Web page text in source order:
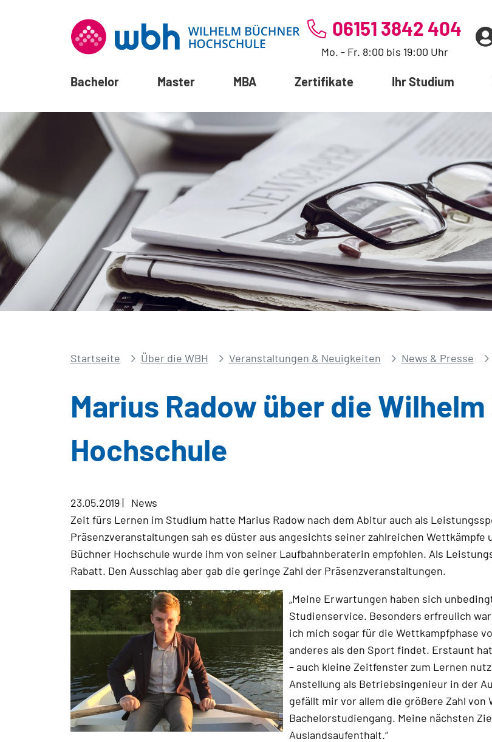
06151 3842 404
Mo. - Fr. 8:00 bis 19:00 Uhr
Bachelor Master MBA Zertifikate Ihr Studium
Startseite Über die WBH Veranstaltungen & Neuigkeiten News & Presse
Marius Radow über die
Hochschule
23.05.2019| News
Zeit fürs Lernen im Studium hatte Marius Radow nach dem Abitur auch als
Präsenzveranstaltungen sah es düster aus angesichts seiner zahlreichen Wettkämpfe
Büchner Hochschule wurde ihm von seiner Laufbahnberaterin empfohlen. Als
Rabatt. Den Ausschlag aber gab die geringe Zahl der Präsenzveranstaltungen.
„Meine Erwartungen haben sich
Studienservice. Besonders erfreulich
ich mich sogar für die Wettkampfphase
anderes als den Sport findet. Erstaunt
– auch kleine Zeitfenster zum Lernen
Anstellung als Betriebsingenieur in der
gefällt mir vor allem die größere Zahl
Bachelorstudiengang. Meine nächsten
Auslandsaufenthalt.“